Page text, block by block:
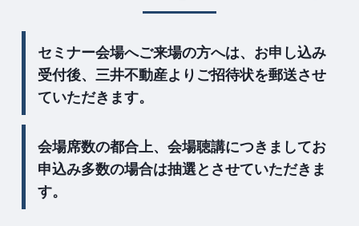
セミナー会場へご来場の方へは、お申し込み
受付後、三井不動産よりご招待状を郵送させ
ていただきます。
会場席数の都合上、会場聴講につきましてお
申込み多数の場合は抽選とさせていただきま
す。